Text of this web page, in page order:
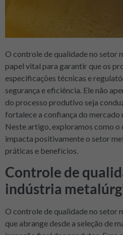
O controle de qualidade no setor
papel vital para garantir que os
especificações técnicas e
segurança e eficiência. Ele não
do processo produtivo seja
fortalece a confiança do mercado
Neste artigo, exploramos como o
impacta positivamente o setor
práticas e benefícios.
Controle de
indústria
O controle de qualidade no setor
que abrange desde a seleção de